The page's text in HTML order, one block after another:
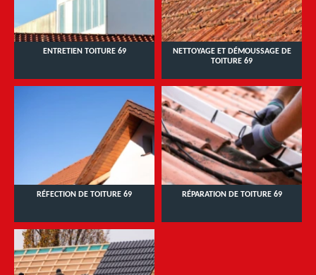
ENTRETIEN TOITURE 69
NETTOYAGE ET DÉMOUSSAGE DE
TOITURE 69
RÉFECTION DE TOITURE 69 RÉPARATION DE TOITURE 69